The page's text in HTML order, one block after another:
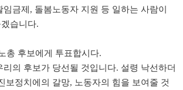
금제, 돌봄노동자 지원 등 일하는 사람이
습니다.
총 후보에게 투표합시다.
리의 후보가 당선될 것입니다. 설령 낙선하더
보정치에의 갈망, 노동자의 힘을 보여줄 것